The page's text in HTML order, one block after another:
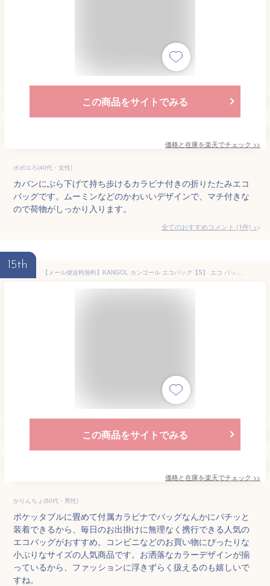
この商品をサイトでみる
価格と在庫を楽天でチェック >>
ポポロろ(40代・女性)
カバンにぶら下げて持ち歩けるカラビナ付きの折りたたみエコ
バッグです。ムーミンなどのかわいいデザインで、マチ付きな
ので荷物がしっかり入ります。
全てのおすすめコメント (1件) >
15th
【メール便送料無料】KANGOL カンゴール エコバッグ【S】 エコ バッグ トートバッグ 小さめ 畳める たためる コンパクト 持ち運べる 持ち運び ユニセックス シンプル オシャレ お洒落 レディース メンズ ポケッタブル
この商品をサイトでみる
価格と在庫を楽天でチェック >>
かりんちょ(50代・男性)
ポケッタブルに畳めて付属カラビナでバッグなんかにパチッと
装着できるから、毎日のお出掛けに無理なく携行できる人気の
エコバッグがおすすめ。コンビニなどのお買い物にぴったりな
小ぶりなサイズの人気商品です。お洒落なカラーデザインが揃
っているから、ファッションに浮きずらく扱えるのも嬉しいで
すね。